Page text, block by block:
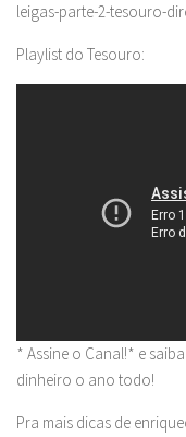
leigas-parte-2-tesouro-
Playlist do Tesouro:
* Assine o Canal!* e
dinheiro o ano todo!
Pra mais dicas de